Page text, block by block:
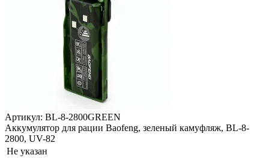
Артикул: BL-8-2800GREEN
Аккумулятор для рации Baofeng, зеленый камуфляж, BL-8-
2800, UV-82
Не указан